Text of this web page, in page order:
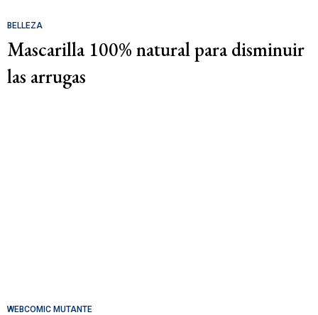
BELLEZA
Mascarilla 100% natural para disminuir
las arrugas
WEBCOMIC MUTANTE